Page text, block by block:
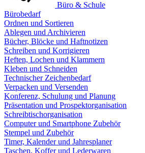
Büro & Schule
Bürobedarf
Ordnen und Sortieren
Ablegen und Archivieren
Bücher, Blöcke und Haftnotizen
Schreiben und Korrigieren
Heften, Lochen und Klammern
Kleben und Schneiden
Technischer Zeichenbedarf
Verpacken und Versenden
Konferenz, Schulung und Planung
Präsentation und Prospektorganisation
Schreibtischorganisation
Computer und Smartphone Zubehör
Stempel und Zubehör
Timer, Kalender und Jahresplaner
Taschen, Koffer und Lederwaren